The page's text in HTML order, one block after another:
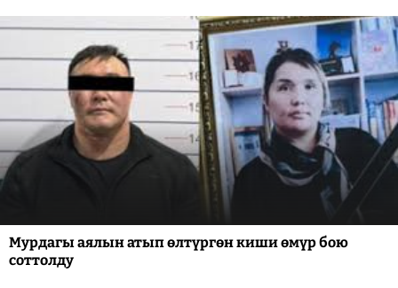
Мурдагы аялын атып өлтүргөн киши өмүр бою
соттолду